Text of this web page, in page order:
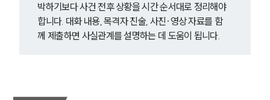
박하기보다 사건 전후 상황을 시간 순서대로 정리해야
합니다. 대화 내용, 목격자 진술, 사진·영상 자료를 함
께 제출하면 사실관계를 설명하는 데 도움이 됩니다.